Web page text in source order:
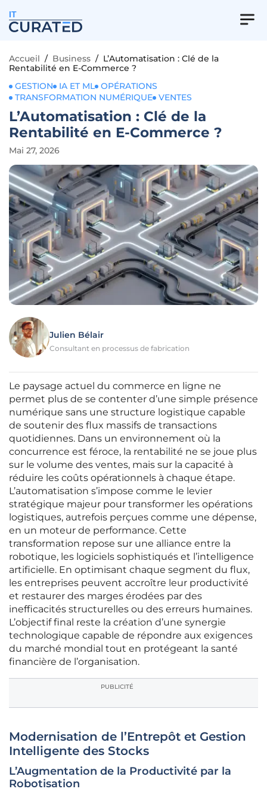
IT
Accueil / Business / L’Automatisation : Clé de la
Rentabilité en E-Commerce ?
GESTION
IA ET ML OPÉRATIONS
TRANSFORMATION NUMÉRIQUE VENTES
L’Automatisation : Clé de la
Rentabilité en E-Commerce ?
Mai 27, 2026
Julien Bélair
Consultant en processus de fabrication
Le paysage actuel du commerce en ligne ne
permet plus de se contenter d’une simple présence
numérique sans une structure logistique capable
de soutenir des flux massifs de transactions
quotidiennes. Dans un environnement où la
concurrence est féroce, la rentabilité ne se joue plus
sur le volume des ventes, mais sur la capacité à
réduire les coûts opérationnels à chaque étape.
L’automatisation s’impose comme le levier
stratégique majeur pour transformer les opérations
logistiques, autrefois perçues comme une dépense,
en un moteur de performance. Cette
transformation repose sur une alliance entre la
robotique, les logiciels sophistiqués et l’intelligence
artificielle. En optimisant chaque segment du flux,
les entreprises peuvent accroître leur productivité
et restaurer des marges érodées par des
inefficacités structurelles ou des erreurs humaines.
L’objectif final reste la création d’une synergie
technologique capable de répondre aux exigences
du marché mondial tout en protégeant la santé
financière de l’organisation.
PUBLICITÉ
Modernisation de l’Entrepôt et Gestion
Intelligente des Stocks
L’Augmentation de la Productivité par la
Robotisation